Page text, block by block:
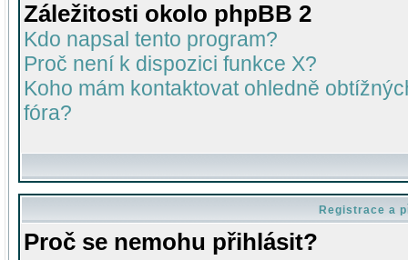
Záležitosti okolo phpBB 2
Kdo napsal tento program?
Proč není k dispozici funkce X?
Koho mám kontaktovat ohledně
fóra?
Registrace a
Proč se nemohu přihlásit?